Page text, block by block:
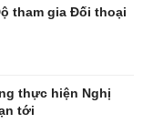
tham gia Đối thoại
thực hiện Nghị
tới